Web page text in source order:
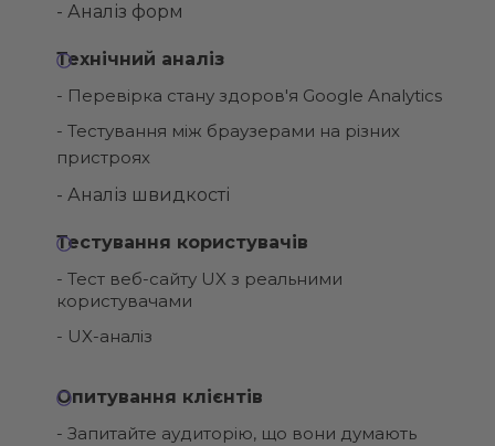
- Аналіз форм
Технічний аналіз
- Перевірка стану здоров'я Google Analytics
- Тестування між браузерами на різних
пристроях
- Аналіз швидкості
Тестування користувачів
- Тест веб-сайту UX з реальними
користувачами
- UX-аналіз
Опитування клієнтів
- Запитайте аудиторію, що вони думають